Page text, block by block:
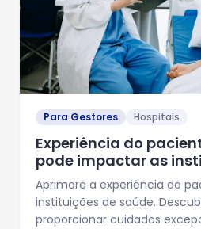
Para Gestores Hospitais
Experiência do
pode impactar as
Aprimore a experiência do
instituições de saúde.
proporcionar cuidados